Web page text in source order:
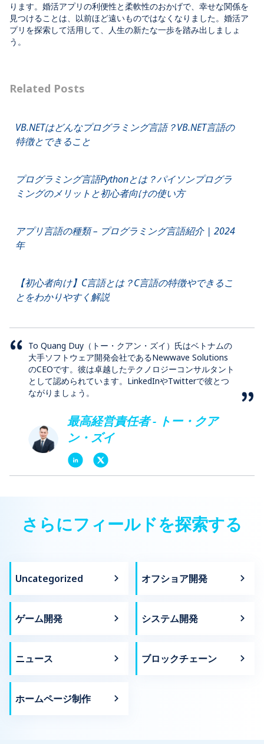
ります。婚活アプリの利便性と柔軟性のおかげで、幸せな関係を
見つけることは、以前ほど遠いものではなくなりました。婚活ア
プリを探索して活用して、人生の新たな一歩を踏み出しましょ
う。
Related Posts
VB.NETはどんなプログラミング言語？VB.NET言語の
特徴とできること
プログラミング言語Pythonとは？パイソンプログラ
ミングのメリットと初心者向けの使い方
アプリ言語の種類 – プログラミング言語紹介 | 2024
年
【初心者向け】C言語とは？C言語の特徴やできるこ
とをわかりやすく解説
To Quang Duy（トー・クアン・ズイ）氏はベトナムの
大手ソフトウェア開発会社であるNewwave Solutions
のCEOです。彼は卓越したテクノロジーコンサルタント
として認められています。LinkedInやTwitterで彼とつ
ながりましょう。
最高経営責任者 - トー・クア
ン・ズイ
さらにフィールドを探索する
Uncategorized オフショア開発
ゲーム開発 システム開発
ニュース ブロックチェーン
ホームページ制作